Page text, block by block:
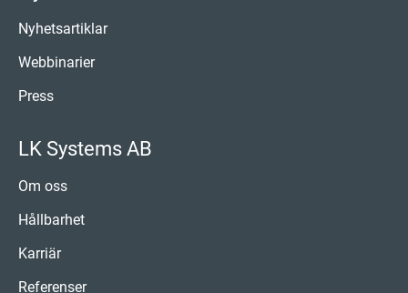
Nyhetsartiklar
Webbinarier
Press
LK Systems AB
Om oss
Hållbarhet
Karriär
Referenser